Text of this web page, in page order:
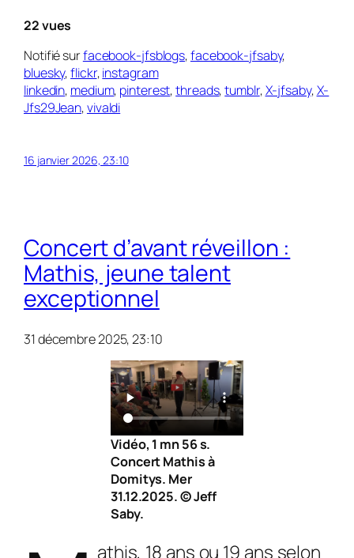
22 vues
Notifié surfacebook-jfsblogs,facebook-jfsaby,
bluesky,flickr,instagram
linkedin, medium, pinterest,threads,tumblr,X-jfsaby,X-
Jfs29Jean,vivaldi
16 janvier 2026, 23:10
Concert d’avant réveillon :
Mathis, jeune talent
exceptionnel
31 décembre 2025, 23:10
Vidéo, 1 mn 56 s.
Concert Mathis à
Domitys. Mer
31.12.2025. © Jeff
Saby.
athis, 18 ans ou 19 ans selon